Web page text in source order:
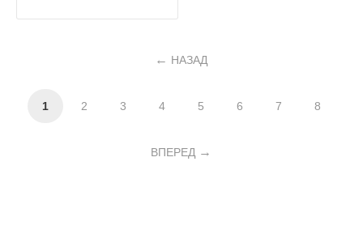
НАЗАД
1 2 3 4 5 6 7 8
ВПЕРЕД